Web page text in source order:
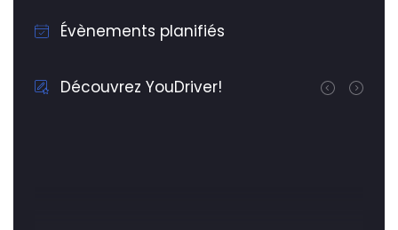
Évènements planifiés
Découvrez YouDriver!